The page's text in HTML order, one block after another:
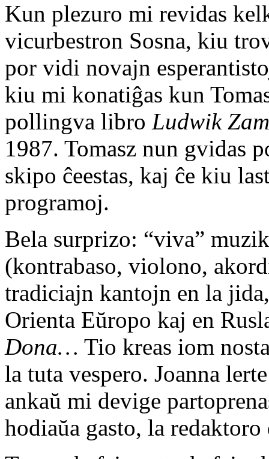
Kun plezuro mi revidas
vicurbestron Sosna, kiu
por vidi novajn
kiu mi konatiĝas kun
pollingva libro Ludwik
1987. Tomasz nun gvidas
skipo ĉeestas, kaj ĉe kiu
programoj.
Bela surprizo: “viva”
(kontrabaso, violono,
tradiciajn kantojn en la
Orienta Eŭropo kaj en
Dona… Tio kreas iom
la tuta vespero. Joanna
ankaŭ mi devige
hodiaŭa gasto, la